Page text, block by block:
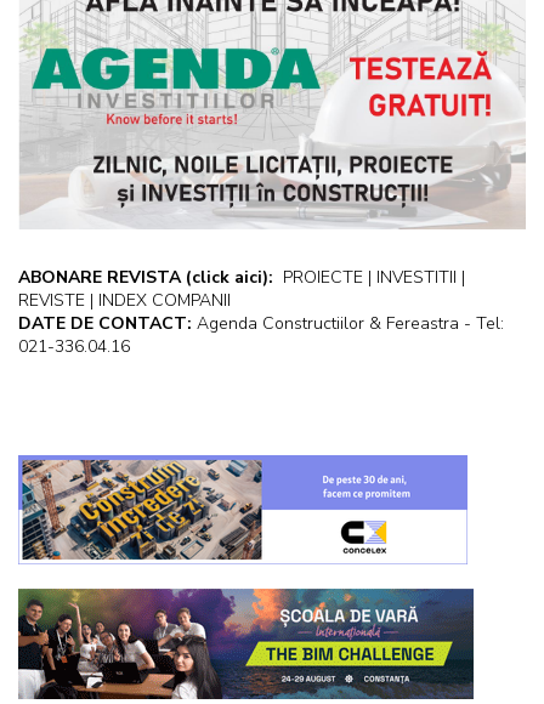
ABONARE REVISTA (click aici): PROIECTE | INVESTITII |
REVISTE | INDEX COMPANII
DATE DE CONTACT: Agenda Constructiilor & Fereastra - Tel:
021-336.04.16